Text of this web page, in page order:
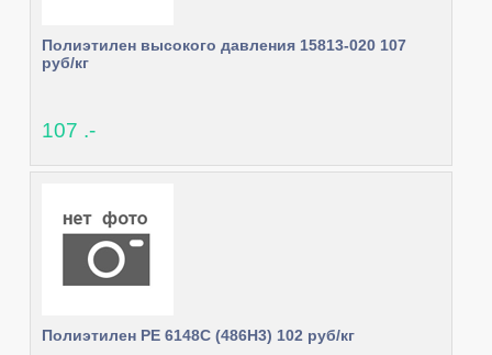
Полиэтилен высокого давления 15813-020 107
руб/кг
107 .-
Полиэтилен PE 6148C (486H3) 102 руб/кг